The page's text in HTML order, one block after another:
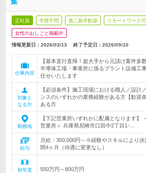
正社員 学歴不問 第二新卒歓迎 リモートワーク可
女性のおしごと掲載中
情報更新日：2026/03/13 終了予定日： 2026/09/10
仕事内容
【基本直行直帰！超大手から元請け案件多
半導体工場・事業所に係るプラント設備工
任せいたします
対象と
なる方
【必須条件】施工現場における職人／設計
ンスのいずれかの業務経験がある方【歓迎
ある方
勤務地
【下記営業所いずれかに配属となります】
営業所＞ 兵庫県尼崎市口田中2丁目1-…
給与
月給：350,000円～※経験やスキルにより
間4ヶ月（待遇に変更なし）
初年度
550万円～800万円